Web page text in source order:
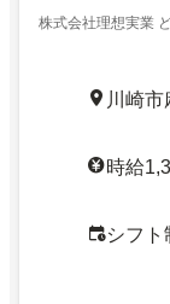
株式会社理想実業
川崎
時給
シフト